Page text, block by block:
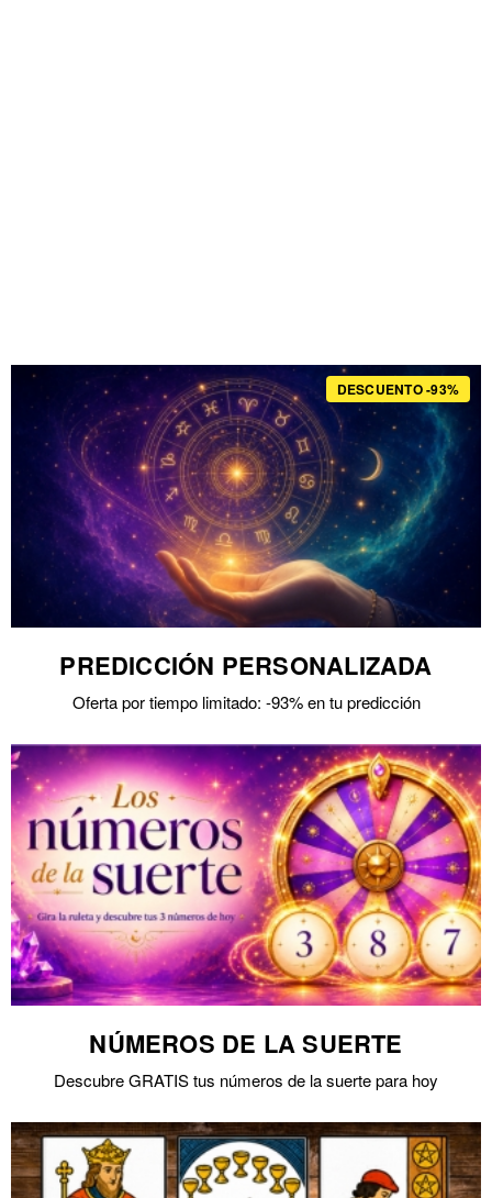
DESCUENTO -93%
PREDICCIÓN PERSONALIZADA
Oferta por tiempo limitado: -93% en tu predicción
NÚMEROS DE LA SUERTE
Descubre GRATIS tus números de la suerte para hoy